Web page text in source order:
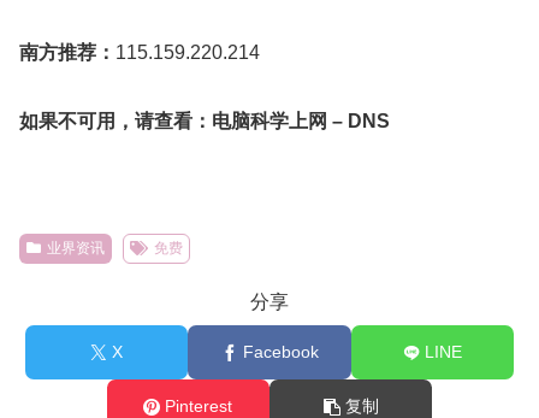
南方推荐： 115.159.220.214
如果不可用，请查看：电脑科学上网 – DNS
业界资讯 免费
分享
X Facebook LINE
Pinterest 复制